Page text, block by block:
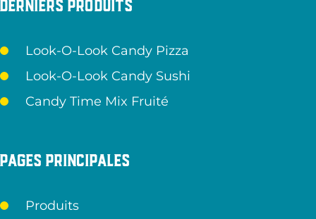
Derniers produits
Look-O-Look Candy Pizza
Look-O-Look Candy Sushi
Candy Time Mix Fruité
Pages principales
Produits